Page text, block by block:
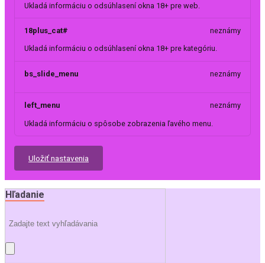
Ukladá informáciu o odsúhlasení okna 18+ pre web.
18plus_cat#
Ukladá informáciu o odsúhlasení okna 18+ pre kategóriu.
neznámy
bs_slide_menu neznámy
left_menu
Ukladá informáciu o spôsobe zobrazenia ľavého menu.
neznámy
Uložiť nastavenia
Hľadanie